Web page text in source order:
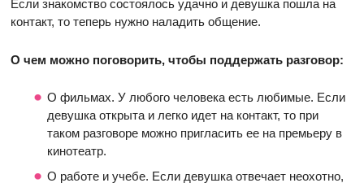
Если знакомство состоялось удачно и девушка пошла на
контакт, то теперь нужно наладить общение.
О чем можно поговорить, чтобы поддержать разговор:
О фильмах. У любого человека есть любимые. Если
девушка открыта и легко идет на контакт, то при
таком разговоре можно пригласить ее на премьеру в
кинотеатр.
О работе и учебе. Если девушка отвечает неохотно,